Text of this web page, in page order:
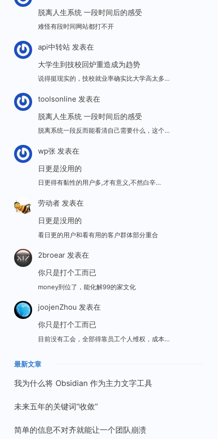
脱离人生系统 一段时间后的感受
难怪有段时间网站都打不开
api中转站发表在
大学生到技校回炉重造成为趋势
说得挺现实的，技校就业率确实比大学高太多…
toolsonline 发表在
脱离人生系统 一段时间后的感受
脱离系统一段反而能看清自己需要什么，这个…
wp张发表在
日更是没用的
日更得有黏性的用户多,才有意义,不然白辛…
劳动者发表在
日更是没用的
看日更的用户和看有用的客户群体部分重合
2broear发表在
你只是打个工而已
money到位了，能化解99的家文化
joojenZhou 发表在
你只是打个工而已
目前没有工会，全部得靠员工个人维权，成本…
最新文章
我为什么将 Obsidian 作为主力文字工具
未来五年的关键词“收敛”
简单的信息不对齐就能让一个团队崩溃